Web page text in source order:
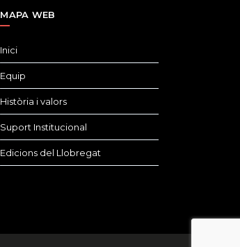
MAPA WEB
Inici
Equip
Història i valors
Suport Institucional
Edicions del Llobregat